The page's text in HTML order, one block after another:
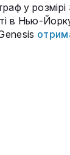
у
в Нью-